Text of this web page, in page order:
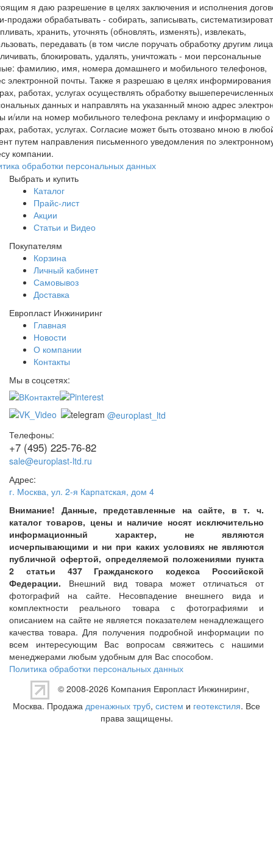
я даю разрешение в целях заключения и исполнения
продажи обрабатывать - собирать, записывать,
хранить, уточнять (обновлять, изменять), извлекать,
передавать (в том числе поручать обработку другим
блокировать, удалять, уничтожать - мои персональные
фамилию, имя, номера домашнего и мобильного телефонов,
электронной почты. Также я разрешаю в целях
работах, услугах осуществлять обработку вышеперечисленных
данных и направлять на указанный мною адрес
и/или на номер мобильного телефона рекламу и информацию о
работах, услугах. Согласие может быть отозвано мною в
путем направления письменного уведомления по
компании.
обработки персональных данных
Выбрать и купить
Каталог
Прайс-лист
Акции
Статьи и Видео
Покупателям
Корзина
Личный кабинет
Самовывоз
Доставка
Европласт Инжиниринг
Главная
Новости
О компании
Контакты
Мы в соцсетях:
@europlast_ltd
Телефоны:
+7 (495) 225-76-82
sale@europlast-ltd.ru
Адрес:
г. Москва, ул. 2-я Карпатская, дом 4
Внимание! Данные, представленные на сайте, в т. ч.
каталог товаров, цены и наличие носят исключительно
информационный характер, не являются
исчерпывающими и ни при каких условиях не являются
публичной офертой, определяемой положениями пункта
2 статьи 437 Гражданского кодекса Российской
Федерации. Внешний вид товара может отличаться от
фотографий на сайте. Несовпадение внешнего вида и
комплектности реального товара с фотографиями и
описанием на сайте не является показателем ненадлежащего
качества товара. Для получения подробной информации по
всем интересующим Вас вопросам свяжитесь с нашими
менеджерами любым удобным для Вас способом.
Политика обработки персональных данных
© 2008-2026 Компания Европласт Инжиниринг,
Москва. Продажа дренажных труб, систем и геотекстиля. Все
права защищены.